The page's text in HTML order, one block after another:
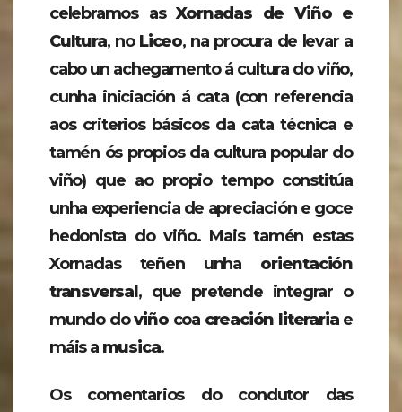
celebramos asXornadas de Viño e
Cultura, no Liceo, na procura de levar a
cabo un achegamento á cultura do viño,
cunha iniciación á cata (con referencia
aos criterios básicos da cata técnica e
tamén ós propios da cultura popular do
viño) que ao propio tempo constitúa
unha experiencia de apreciación e goce
hedonista do viño. Mais tamén estas
Xornadas teñen unha orientación
transversal, que pretende integrar o
mundo doviñocoa creación literaria e
máis amusica.
Os comentarios do condutor das